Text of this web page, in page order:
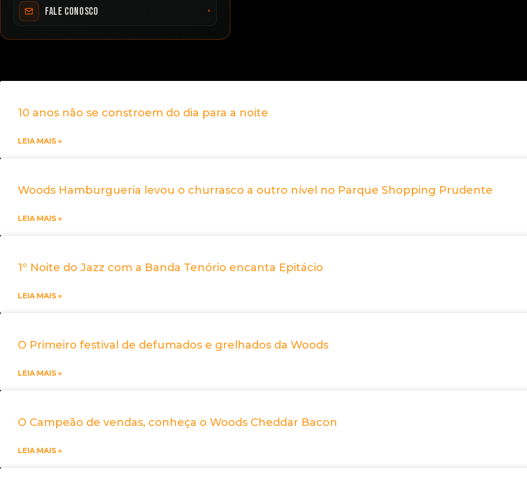
Fale conosco ›
10 anos não se constroem do dia para a noite
LEIA MAIS »
Woods Hamburgueria levou o churrasco a outro nível no Parque Shopping Prudente
LEIA MAIS »
1º Noite do Jazz com a Banda Tenório encanta Epitácio
LEIA MAIS »
O Primeiro festival de defumados e grelhados da Woods
LEIA MAIS »
O Campeão de vendas, conheça o Woods Cheddar Bacon
LEIA MAIS »